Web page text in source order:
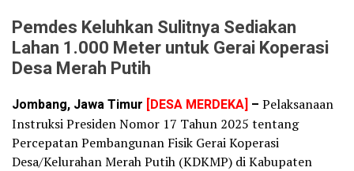
Pemdes Keluhkan Sulitnya Sediakan
Lahan 1.000 Meter untuk Gerai Koperasi
Desa Merah Putih
Jombang, Jawa Timur [DESA MERDEKA] – Pelaksanaan
Instruksi Presiden Nomor 17 Tahun 2025 tentang
Percepatan Pembangunan Fisik Gerai Koperasi
Desa/Kelurahan Merah Putih (KDKMP) di Kabupaten